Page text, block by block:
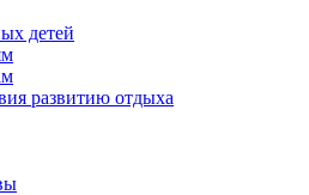
детей
развитию отдыха